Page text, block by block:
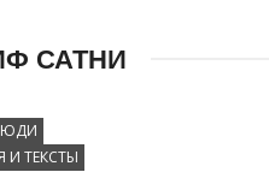
САТНИ
И ТЕКСТЫ